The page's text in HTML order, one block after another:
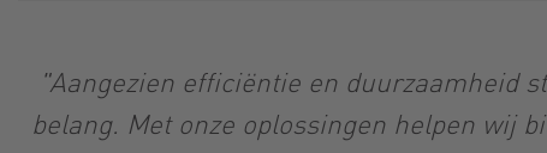
"Aangezien efficiëntie en duurzaamheid
belang. Met onze oplossingen helpen wij